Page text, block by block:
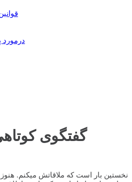
درمورد
گفتگوی
نخستین بار است که ملاقاتش میکنم.